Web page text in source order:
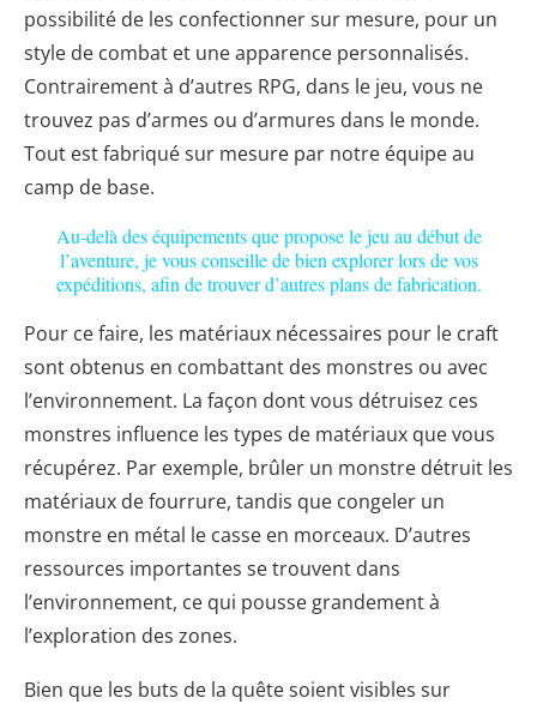
possibilité de les confectionner sur mesure, pour un
style de combat et une apparence personnalisés.
Contrairement à d’autres RPG, dans le jeu, vous ne
trouvez pas d’armes ou d’armures dans le monde.
Tout est fabriqué sur mesure par notre équipe au
camp de base.
Au-delà des équipements que propose le jeu au début de
l’aventure, je vous conseille de bien explorer lors de vos
expéditions, afin de trouver d’autres plans de fabrication.
Pour ce faire, les matériaux nécessaires pour le craft
sont obtenus en combattant des monstres ou avec
l’environnement. La façon dont vous détruisez ces
monstres influence les types de matériaux que vous
récupérez. Par exemple, brûler un monstre détruit les
matériaux de fourrure, tandis que congeler un
monstre en métal le casse en morceaux. D’autres
ressources importantes se trouvent dans
l’environnement, ce qui pousse grandement à
l’exploration des zones.
Bien que les buts de la quête soient visibles sur